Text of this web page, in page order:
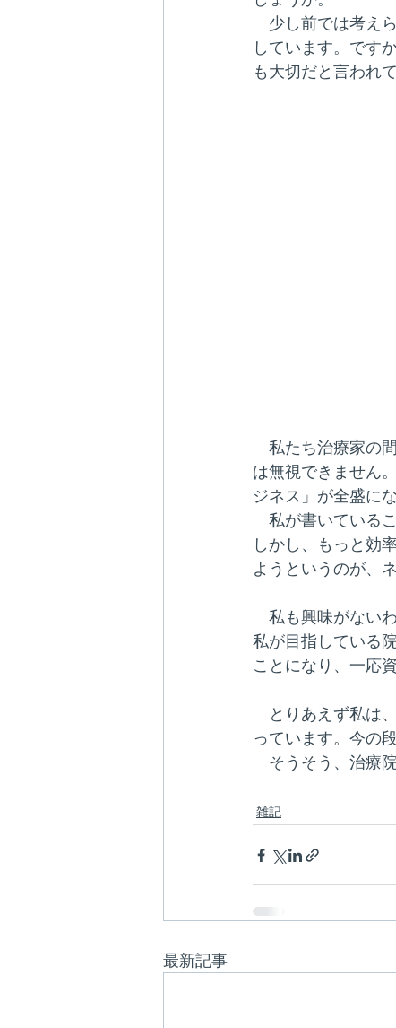
少し前では考え
しています。です
も大切だと言われ
私たち治療家の
は無視できません
ジネス」が全盛に
私が書いている
しかし、もっと効
ようというのが、
私も興味がない
私が目指している
ことになり、一応
とりあえず私は
っています。今の
そうそう、治療
雑記
最新記事